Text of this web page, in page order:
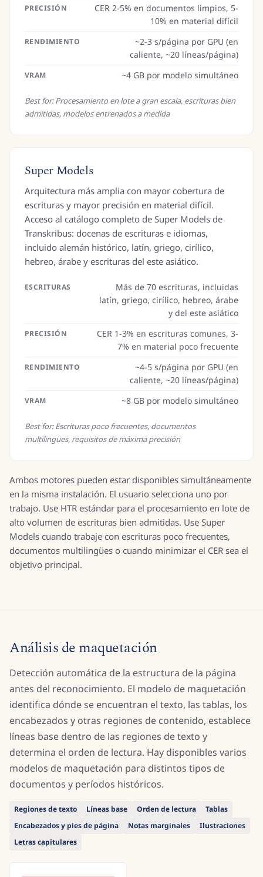
PRECISIÓN
CER 2-5% en documentos limpios, 5-
10% en material difícil
RENDIMIENTO
~2-3 s/página por GPU (en
caliente, ~20 líneas/página)
VRAM ~4 GB por modelo simultáneo
Best for:Procesamiento en lote a gran escala, escrituras bien
admitidas, modelos entrenados a medida
Super Models
Arquitectura más amplia con mayor cobertura de
escrituras y mayor precisión en material difícil.
Acceso al catálogo completo de Super Models de
Transkribus: docenas de escrituras e idiomas,
incluido alemán histórico, latín, griego, cirílico,
hebreo, árabe y escrituras del este asiático.
ESCRITURAS
Más de 70 escrituras, incluidas
latín, griego, cirílico, hebreo, árabe
y del este asiático
PRECISIÓN
CER 1-3% en escrituras comunes, 3-
7% en material poco frecuente
RENDIMIENTO
~4-5 s/página por GPU (en
caliente, ~20 líneas/página)
VRAM ~8 GB por modelo simultáneo
Best for:Escrituras poco frecuentes, documentos
multilingües, requisitos de máxima precisión
Ambos motores pueden estar disponibles simultáneamente
en la misma instalación. El usuario selecciona uno por
trabajo. Use HTR estándar para el procesamiento en lote de
alto volumen de escrituras bien admitidas. Use Super
Models cuando trabaje con escrituras poco frecuentes,
documentos multilingües o cuando minimizar el CER sea el
objetivo principal.
Análisis de maquetación
Detección automática de la estructura de la página
antes del reconocimiento. El modelo de maquetación
identifica dónde se encuentran el texto, las tablas, los
encabezados y otras regiones de contenido, establece
líneas base dentro de las regiones de texto y
determina el orden de lectura. Hay disponibles varios
modelos de maquetación para distintos tipos de
documentos y períodos históricos.
Regiones de texto Líneas base Orden de lectura
Tablas
Encabezados y pies de página
Notas marginales
Ilustraciones
Letras capitulares